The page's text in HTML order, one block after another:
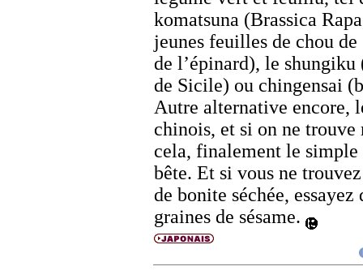
komatsuna (Brassica Rapa
jeunes feuilles de chou
de l’épinard), le shungiku
de Sicile) ou chingensai (
Autre alternative encore,
chinois, et si on ne trouve
cela, finalement le simple
bête. Et si vous ne
de bonite séchée, essayez
graines de sésame.